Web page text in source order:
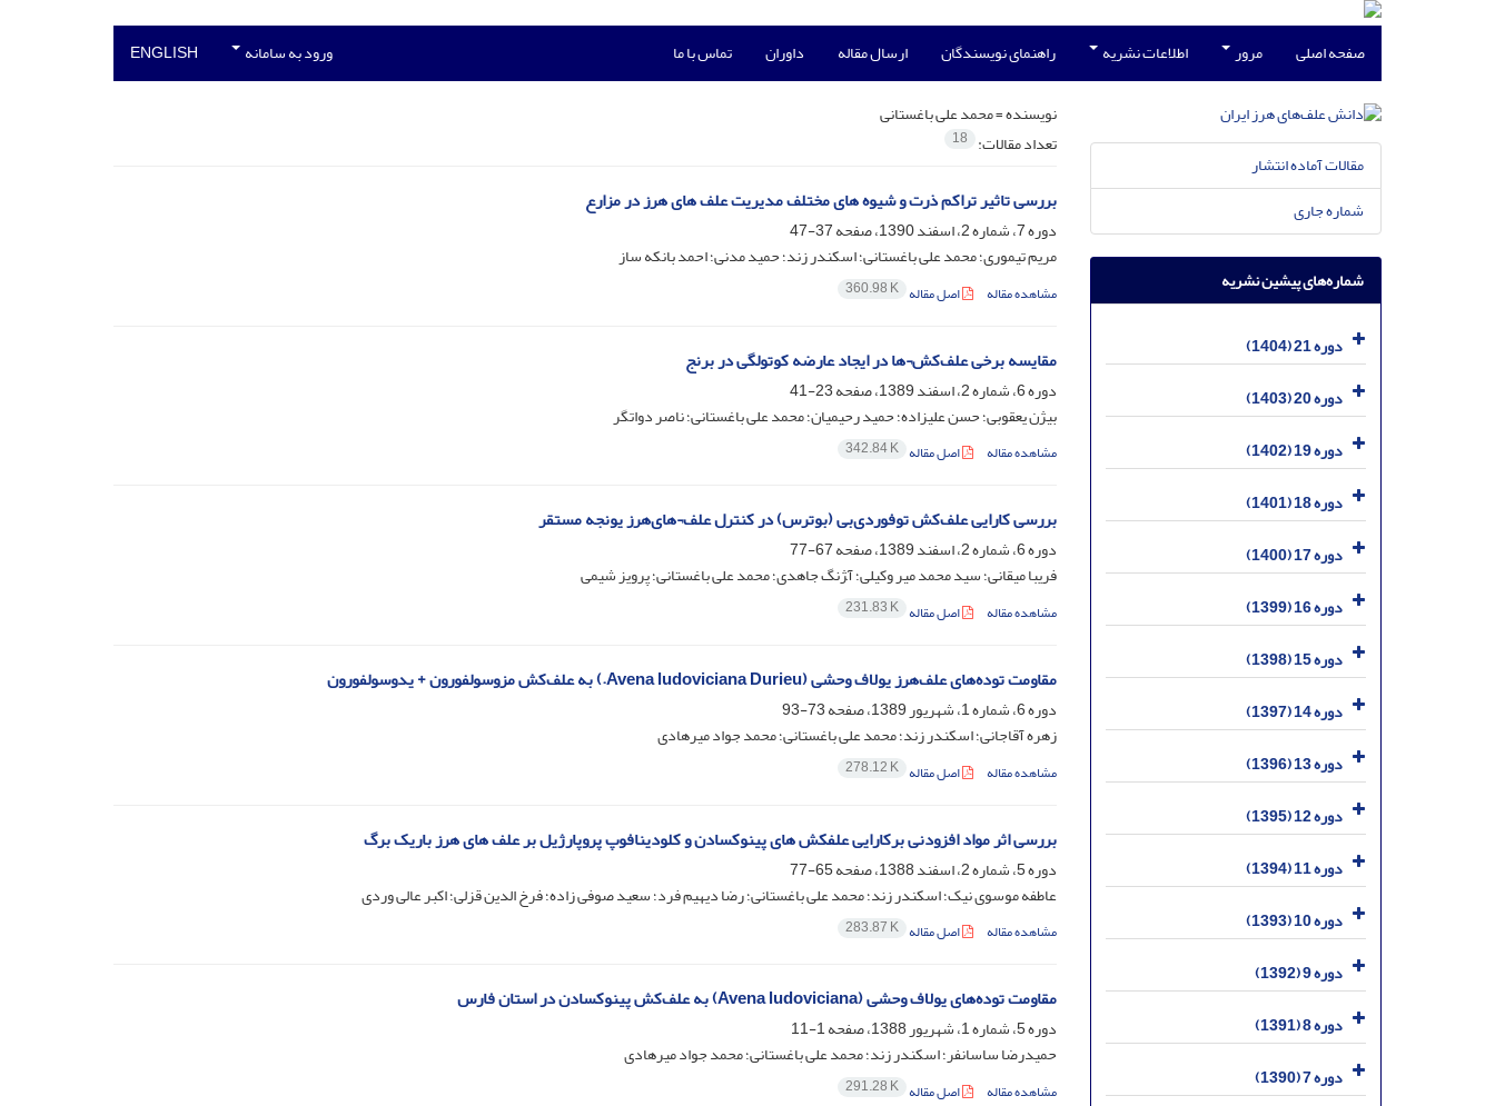
صفحه اصلی مرور اطلاعات نشریه راهنمای نویسندگان ارسال مقاله داوران تماس با ما ورود به سامانه ENGLISH
نویسنده =محمد علی باغستانی
تعداد مقالات: 18
بررسی تاثیر تراکم ذرت و شیوه های مختلف مدیریت علف های هرز در مزارع
دوره 7، شماره 2، اسفند 1390، صفحه
37-47
مریم تیموری؛ محمد علی باغستانی؛ اسکندر زند؛ حمید مدنی؛ احمد بانکه ساز
مشاهده مقاله اصل مقاله 360.98 K
مقایسه برخی علف‌کش¬ها در ایجاد عارضه کوتولگی در برنج
دوره 6، شماره 2، اسفند 1389، صفحه
23-41
بیژن یعقوبی؛ حسن علیزاده؛ حمید رحیمیان؛ محمد علی باغستانی؛ ناصر دواتگر
مشاهده مقاله اصل مقاله 342.84 K
بررسی کارایی علف‌کش توفوردی‌بی (بوترس) در کنترل علف¬های‌هرز یونجه مستقر
دوره 6، شماره 2، اسفند 1389، صفحه
67-77
فریبا میقانی؛ سید محمد میر وکیلی؛ آ‍‍ژنگ جاهدی؛ محمد علی باغستانی؛ پرویز شیمی
مشاهده مقاله اصل مقاله 231.83 K
مقاومت توده‌های‌ علف‌هرز یولاف وحشی (Avena ludoviciana Durieu.) به علف‌کش‌ مزوسولفورون + یدوسولفورون
دوره 6، شماره 1، شهریور 1389، صفحه
73-93
زهره آقاجانی؛ اسکندر زند؛ محمد علی باغستانی؛ محمد جواد میرهادی
مشاهده مقاله اصل مقاله 278.12 K
بررسی اثر مواد افزودنی برکارایی علفکش های پینوکسادن و کلودینافوپ پروپارژیل بر علف های هرز باریک برگ
دوره 5، شماره 2، اسفند 1388، صفحه
65-77
عاطفه موسوی نیک؛ اسکندر زند؛ محمد علی باغستانی؛ رضا دیهیم فرد؛ سعید صوفی زاده؛ فرخ الدین قزلی؛ اکبر عالی وردی
مشاهده مقاله اصل مقاله 283.87 K
مقاومت توده‌های یولاف وحشی (Avena ludoviciana) به علف‌کش پینوکسادن در استان فارس
دوره 5، شماره 1، شهریور 1388، صفحه
1-11
حمیدرضا ساسانفر؛ اسکندر زند؛ محمد علی باغستانی؛ محمد جواد میرهادی
مشاهده مقاله اصل مقاله 291.28 K
مقالات آماده انتشار
شماره جاری
شماره‌های پیشین نشریه
دوره 21 (1404)
دوره 20 (1403)
دوره 19 (1402)
دوره 18 (1401)
دوره 17 (1400)
دوره 16 (1399)
دوره 15 (1398)
دوره 14 (1397)
دوره 13 (1396)
دوره 12 (1395)
دوره 11 (1394)
دوره 10 (1393)
دوره 9 (1392)
دوره 8 (1391)
دوره 7 (1390)